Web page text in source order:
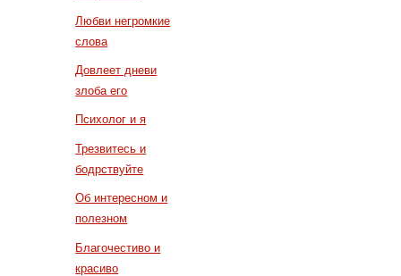
Любви негромкие
слова
Довлеет дневи
злоба его
Психолог и я
Трезвитесь и
бодрствуйте
Об интересном и
полезном
Благочестиво и
красиво